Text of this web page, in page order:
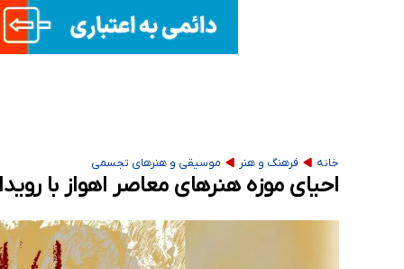
هیچ پرستاری بازداشت یا اخراج نشده است/ از
ثبت‌نام بخش عمده دانش‌آموزان مدارس
خانه فرهنگ و هنر موسیقی و هنرهای تجسمی
احیای موزه هنرهای معاصر اهواز با